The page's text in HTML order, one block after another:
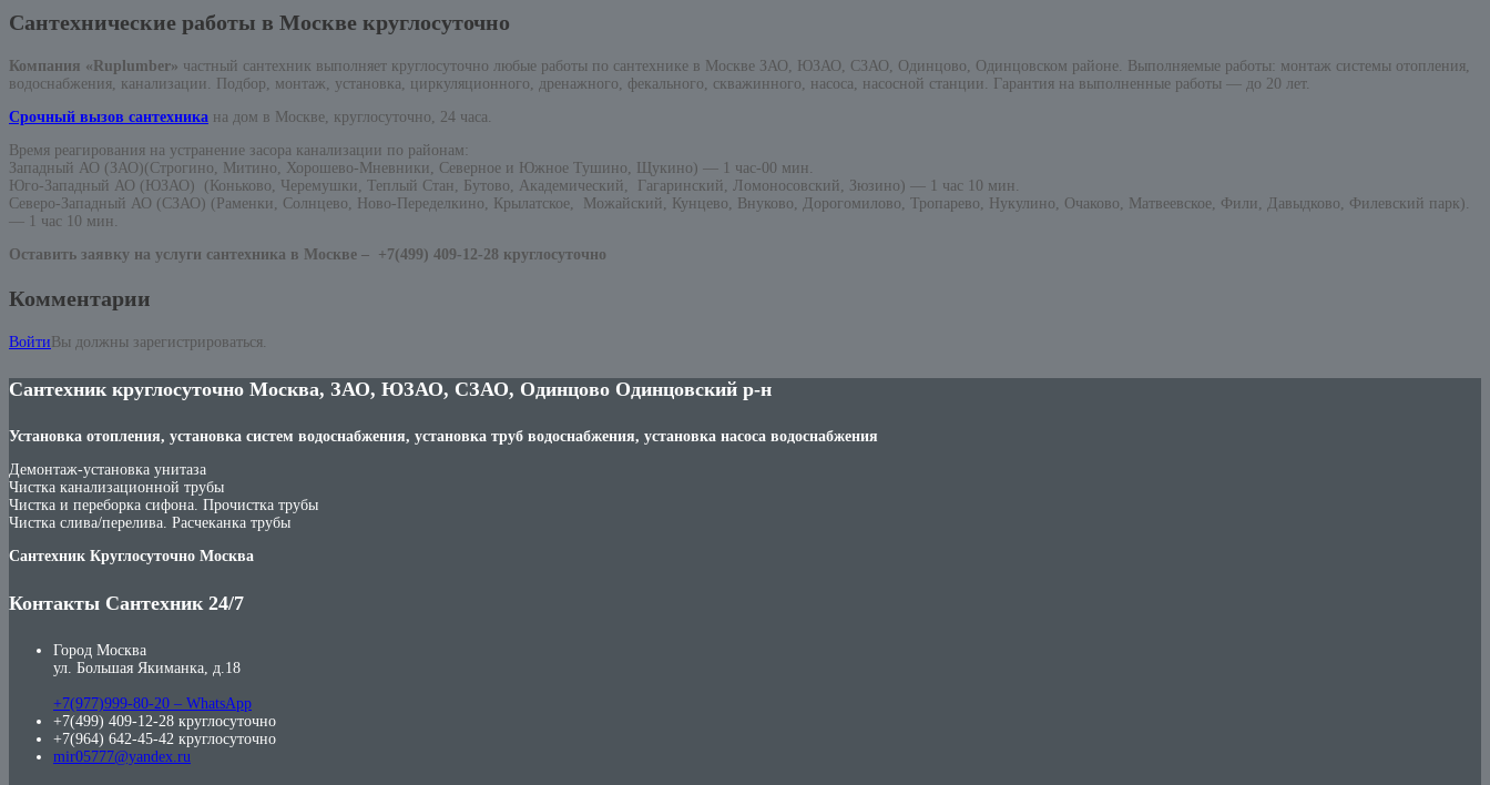
Сантехнические работы в Москве круглосуточно
Компания «Ruplumber» частный сантехник выполняет круглосуточно любые работы по сантехнике в Москве ЗАО, ЮЗАО, СЗАО, Одинцово, Одинцовском районе. Выполняемые работы: монтаж системы отопления,
водоснабжения, канализации. Подбор, монтаж, установка, циркуляционного, дренажного, фекального, скважинного, насоса, насосной станции. Гарантия на выполненные работы — до 20 лет.
Срочный вызов сантехника на дом в Москве, круглосуточно, 24 часа.
Время реагирования на устранение засора канализации по районам:
Западный АО (ЗАО)(Строгино, Митино, Хорошево-Мневники, Северное и Южное Тушино, Щукино) — 1 час-00 мин.
Юго-Западный АО (ЮЗАО) (Коньково, Черемушки, Теплый Стан, Бутово, Академический, Гагаринский, Ломоносовский, Зюзино) — 1 час 10 мин.
Северо-Западный АО (СЗАО) (Раменки, Солнцево, Ново-Переделкино, Крылатское, Можайский, Кунцево, Внуково, Дорогомилово, Тропарево, Нукулино, Очаково, Матвеевское, Фили, Давыдково, Филевский парк).
— 1 час 10 мин.
Оставить заявку на услуги сантехника в Москве – +7(499) 409-12-28 круглосуточно
Комментарии
Войти Вы должны зарегистрироваться.
Сантехник круглосуточно Москва, ЗАО, ЮЗАО, СЗАО, Одинцово Одинцовский р-н
Установка отопления, установка систем водоснабжения, установка труб водоснабжения, установка насоса водоснабжения
Демонтаж-установка унитаза
Чистка канализационной трубы
Чистка и переборка сифона. Прочистка трубы
Чистка слива/перелива. Расчеканка трубы
Сантехник Круглосуточно Москва
Контакты Сантехник 24/7
Город Москва
ул. Большая Якиманка, д.18
+7(977)999-80-20 – WhatsApp
+7(499) 409-12-28 круглосуточно
+7(964) 642-45-42 круглосуточно
mir05777@yandex.ru